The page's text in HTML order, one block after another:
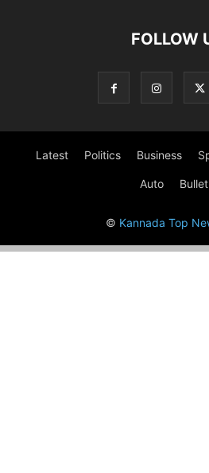
FOLLOW
Latest Politics Business
Auto
© Kannada Top